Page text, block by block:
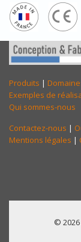
Produits |
Exemples de
Qui sommes-nous
Contactez-nous |
Mentions légales |
© 2026